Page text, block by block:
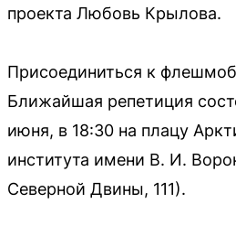
проекта Любовь Крылова.
Присоединиться к
Ближайшая репетиция
июня, в 18:30 на плацу
института имени В. И.
Северной Двины, 111).